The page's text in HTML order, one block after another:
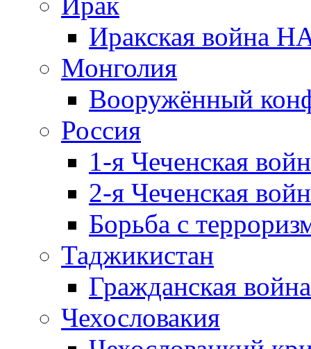
Иракская война
Монголия
Вооружённый
Россия
1-я Чеченская
2-я Чеченская
Борьба с
Таджикистан
Гражданская
Чехословакия